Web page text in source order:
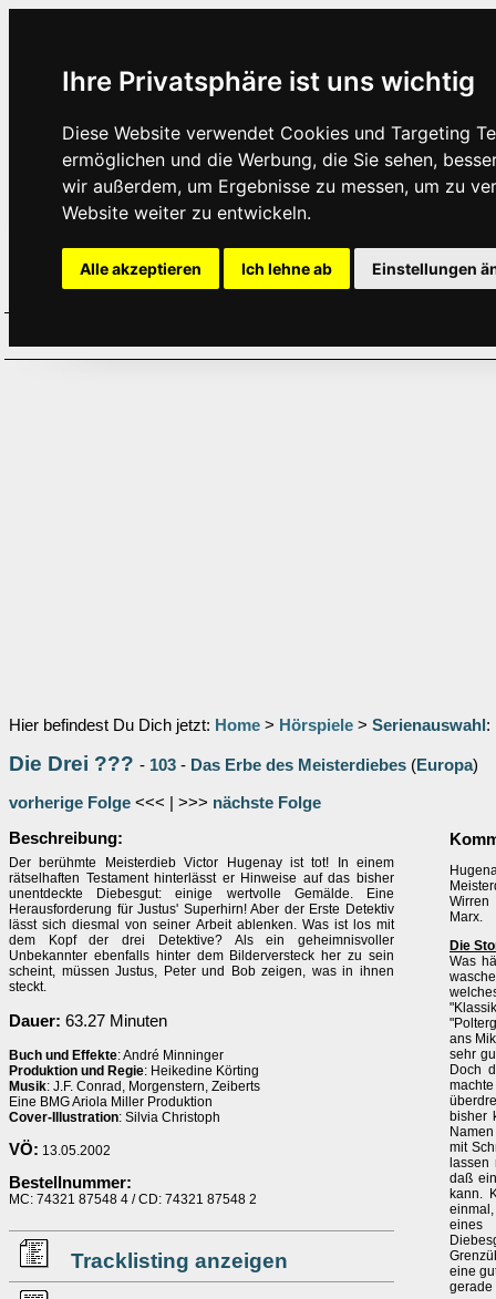
Ihre Privatsphäre ist uns wichtig
Diese Website verwendet Cookies und Targeting
ermöglichen und die Werbung, die Sie sehen,
wir außerdem, um Ergebnisse zu messen, um zu
Website weiter zu entwickeln.
Alle akzeptieren Ich lehne ab Einstellungen
Hier befindest Du Dich jetzt: Home > Hörspiele > Serienauswahl :
Die Drei ??? - 103 - Das Erbe des Meisterdiebes (Europa)
vorherige Folge <<< | >>> nächste Folge
Beschreibung:
Der berühmte Meisterdieb Victor Hugenay ist tot! In einem
rätselhaften Testament hinterlässt er Hinweise auf das bisher
unentdeckte Diebesgut: einige wertvolle Gemälde. Eine
Herausforderung für Justus' Superhirn! Aber der Erste Detektiv
lässt sich diesmal von seiner Arbeit ablenken. Was ist los mit
dem Kopf der drei Detektive? Als ein geheimnisvoller
Unbekannter ebenfalls hinter dem Bilderversteck her zu sein
scheint, müssen Justus, Peter und Bob zeigen, was in ihnen
steckt.
Dauer: 63.27 Minuten
Buch und Effekte: André Minninger
Produktion und Regie: Heikedine Körting
Musik: J.F. Conrad, Morgenstern, Zeiberts
Eine BMG Ariola Miller Produktion
Cover-Illustration: Silvia Christoph
VÖ: 13.05.2002
Bestellnummer:
MC: 74321 87548 4 / CD: 74321 87548 2
Tracklisting anzeigen
Marx.
Die
Was
ans
sehr
Doch
bisher
mit
daß
kann.
eines
eine
gerade